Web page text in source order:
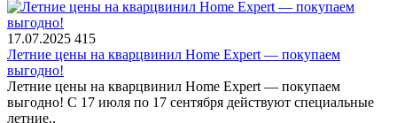
17.07.2025 415
Летние цены на кварцвинил Home Expert — покупаем
выгодно!
Летние цены на кварцвинил Home Expert — покупаем
выгодно! С 17 июля по 17 сентября действуют специальные
летние..